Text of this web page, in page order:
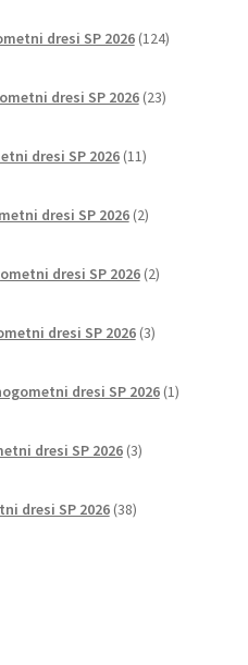
dresi SP 2026 124izdelkov
dresi SP 2026 23izdelkov
dresi SP 2026 11izdelkov
dresi SP 2026 2izdelka
dresi SP 2026 2izdelka
dresi SP 2026 3izdelki
dresi SP 2026 1izdelek
dresi SP 2026 3izdelki
dresi SP 2026 38izdelkov